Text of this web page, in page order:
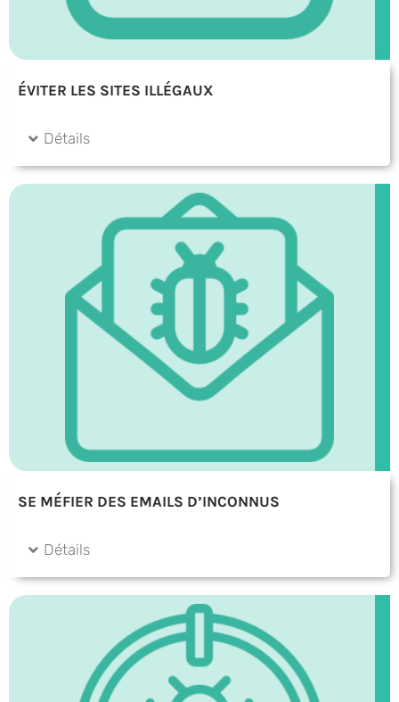
ÉVITER LES SITES ILLÉGAUX
Détails
SE MÉFIER DES EMAILS D’INCONNUS
Détails